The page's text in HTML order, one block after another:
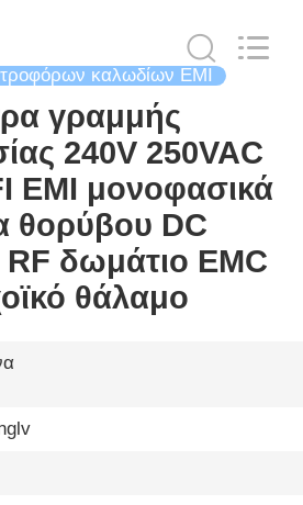
καλωδίων EMI
γραμμής
240V 250VAC
EMI μονοφασικά
θορύβου DC
δωμάτιο EMC
θάλαμο